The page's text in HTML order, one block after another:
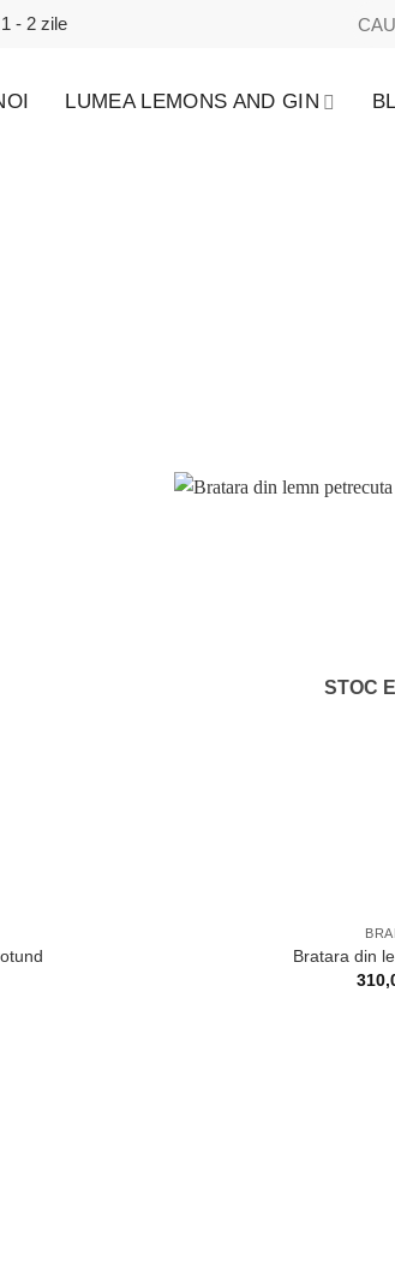
- 2 zile
LUMEA LEMONS AND GIN
STOC
Bratara din